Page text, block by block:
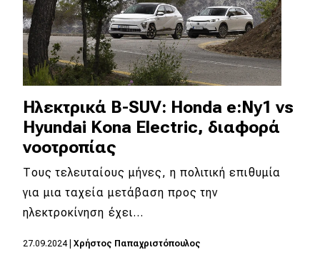
Ηλεκτρικά B-SUV: Honda e:Ny1 vs
Hyundai Kona Electric, διαφορά
νοοτροπίας
Τους τελευταίους μήνες, η πολιτική επιθυμία
για μια ταχεία μετάβαση προς την
ηλεκτροκίνηση έχει…
27.09.2024| Χρήστος Παπαχριστόπουλος